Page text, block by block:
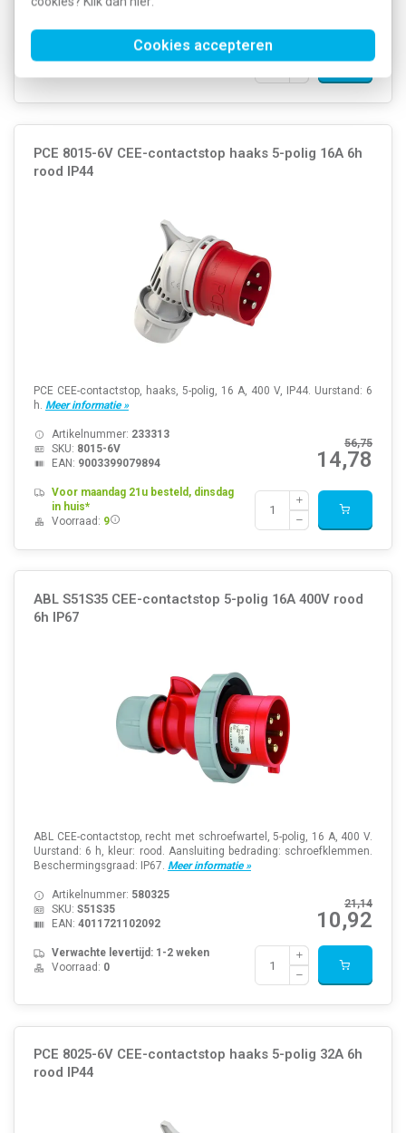
Cookies accepteren
SKU: 015-1V
Verwachte levertijd: 1-2 weken
Voorraad:0
PCE 8015-6V CEE-contactstop haaks 5-polig 16A 6h
rood IP44
PCE CEE-contactstop, haaks, 5-polig, 16 A, 400 V, IP44. Uurstand: 6
h. Meer informatie »
56,75
14,78
Artikelnummer: 233313
SKU: 8015-6V
EAN: 9003399079894
Voor maandag 21u besteld, dinsdag
in huis*
Voorraad: 9
ABL S51S35 CEE-contactstop 5-polig 16A 400V rood
6h IP67
ABL CEE-contactstop, recht met schroefwartel, 5-polig, 16 A, 400 V.
Uurstand: 6 h, kleur: rood. Aansluiting bedrading: schroefklemmen.
Beschermingsgraad: IP67. Meer informatie »
21,14
10,92
Artikelnummer: 580325
SKU: S51S35
EAN: 4011721102092
Verwachte levertijd: 1-2 weken
Voorraad: 0
PCE 8025-6V CEE-contactstop haaks 5-polig 32A 6h
rood IP44